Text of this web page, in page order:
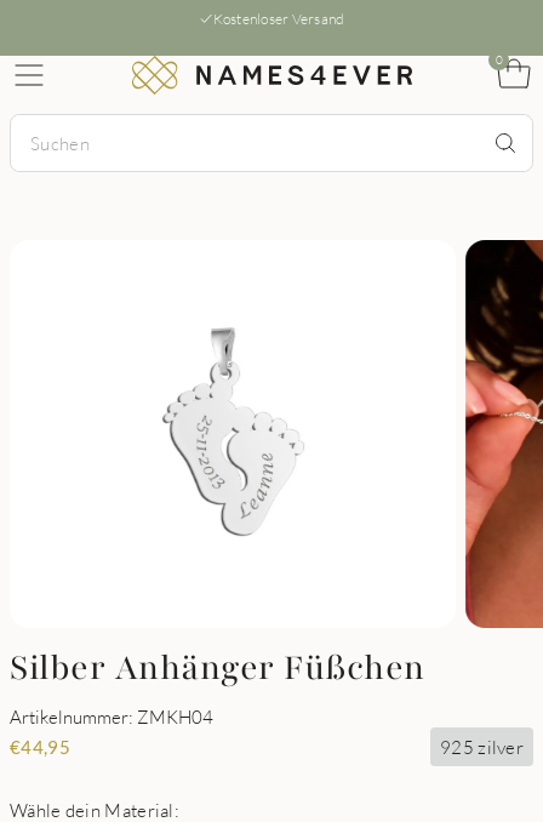
Kostenloser Versand
0
Silber Anhänger Füßchen
Artikelnummer: ZMKH04
€44,95 925 zilver
Wähle dein Material: